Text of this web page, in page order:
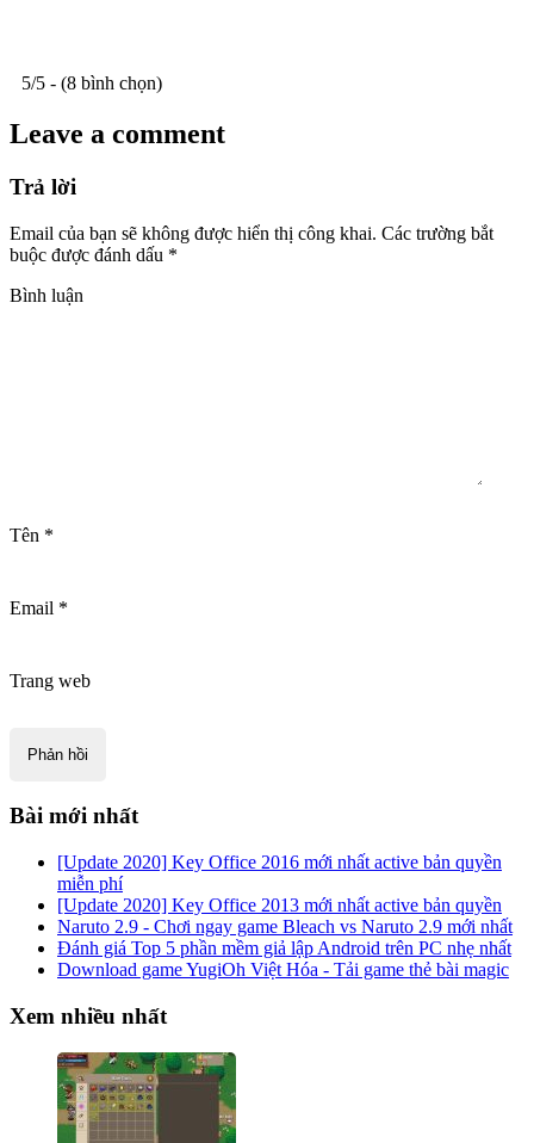
5/5 - (8 bình chọn)
Leave a comment
Trả lời
Email của bạn sẽ không được hiển thị công khai. Các trường bắt
buộc được đánh dấu *
Bình luận
Tên *
Email *
Trang web
Bài mới nhất
[Update 2020] Key Office 2016 mới nhất active bản quyền
miễn phí
[Update 2020] Key Office 2013 mới nhất active bản quyền
Naruto 2.9 - Chơi ngay game Bleach vs Naruto 2.9 mới nhất
Đánh giá Top 5 phần mềm giả lập Android trên PC nhẹ nhất
Download game YugiOh Việt Hóa - Tải game thẻ bài magic
Xem nhiều nhất